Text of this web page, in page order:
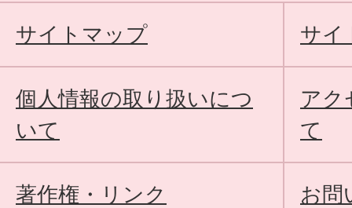
サイトマップ サイ
個人情報の取り扱いにつ
いて
アク
て
著作権・リンク お問